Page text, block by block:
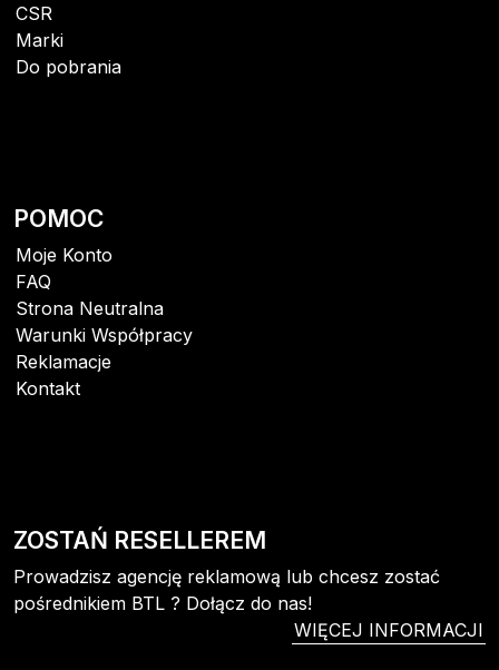
CSR
Marki
Do pobrania
POMOC
Moje Konto
FAQ
Strona Neutralna
Warunki Współpracy
Reklamacje
Kontakt
ZOSTAŃ RESELLEREM
Prowadzisz agencję reklamową lub chcesz zostać
pośrednikiem BTL ? Dołącz do nas!
WIĘCEJ INFORMACJI